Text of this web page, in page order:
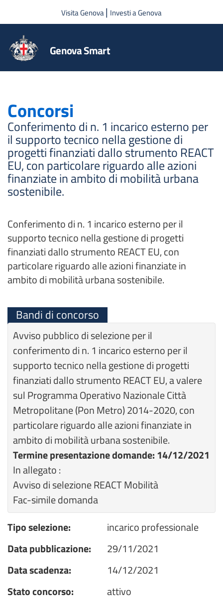
Salta al contenuto principale
Visita Genova| Investi a Genova
Genova Smart
Concorsi
Conferimento di n. 1 incarico esterno per
il supporto tecnico nella gestione di
progetti finanziati dallo strumento REACT
EU, con particolare riguardo alle azioni
finanziate in ambito di mobilità urbana
sostenibile.
Conferimento di n. 1 incarico esterno per il
supporto tecnico nella gestione di progetti
finanziati dallo strumento REACT EU, con
particolare riguardo alle azioni finanziate in
ambito di mobilità urbana sostenibile.
Bandi di concorso
Avviso pubblico di selezione per il
conferimento di n. 1 incarico esterno per il
supporto tecnico nella gestione di progetti
finanziati dallo strumento REACT EU, a valere
sul Programma Operativo Nazionale Città
Metropolitane (Pon Metro) 2014-2020, con
particolare riguardo alle azioni finanziate in
ambito di mobilità urbana sostenibile.
Termine presentazione domande: 14/12/2021
In allegato :
Avviso di selezione REACT Mobilità
Fac-simile domanda
Tipo selezione:
incarico professionale
Data pubblicazione:
29/11/2021
Data scadenza:
14/12/2021
Stato concorso:
attivo